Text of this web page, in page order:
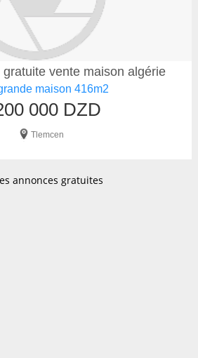
vente maison algérie
maison 416m2
000 DZD
Tlemcen
annonces gratuites